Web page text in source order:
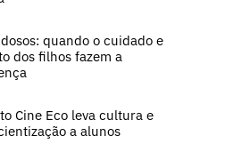
quando o cuidado e
dos filhos fazem a
Cine Eco leva cultura e
a alunos